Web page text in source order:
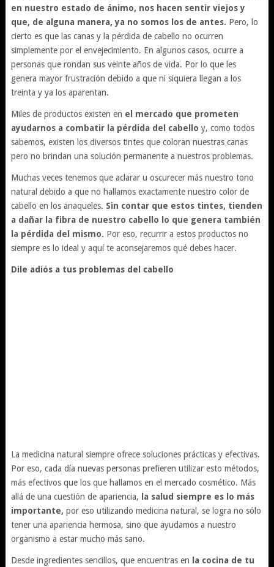
en nuestro estado de ánimo, nos hacen sentir viejos y
que, de alguna manera, ya no somos los de antes. Pero, lo
cierto es que las canas y la pérdida de cabello no ocurren
simplemente por el envejecimiento. En algunos casos, ocurre a
personas que rondan sus veinte años de vida. Por lo que les
genera mayor frustración debido a que ni siquiera llegan a los
treinta y ya los aparentan.
Miles de productos existen en el mercado que prometen
ayudarnos a combatir la pérdida del cabello y, como todos
sabemos, existen los diversos tintes que coloran nuestras canas
pero no brindan una solución permanente a nuestros problemas.
Muchas veces tenemos que aclarar u oscurecer más nuestro tono
natural debido a que no hallamos exactamente nuestro color de
cabello en los anaqueles. Sin contar que estos tintes, tienden
a dañar la fibra de nuestro cabello lo que genera también
la pérdida del mismo. Por eso, recurrir a estos productos no
siempre es lo ideal y aquí te aconsejaremos qué debes hacer.
Dile adiós a tus problemas del cabello
La medicina natural siempre ofrece soluciones prácticas y efectivas.
Por eso, cada día nuevas personas prefieren utilizar esto métodos,
más efectivos que los que hallamos en el mercado cosmético. Más
allá de una cuestión de apariencia,
la salud siempre es lo más
importante, por eso utilizando medicina natural, se logra no sólo
tener una apariencia hermosa, sino que ayudamos a nuestro
organismo a estar mucho más sano.
Desde ingredientes sencillos, que encuentras en la cocina de tu